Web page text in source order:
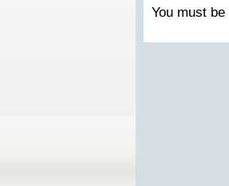
You must be